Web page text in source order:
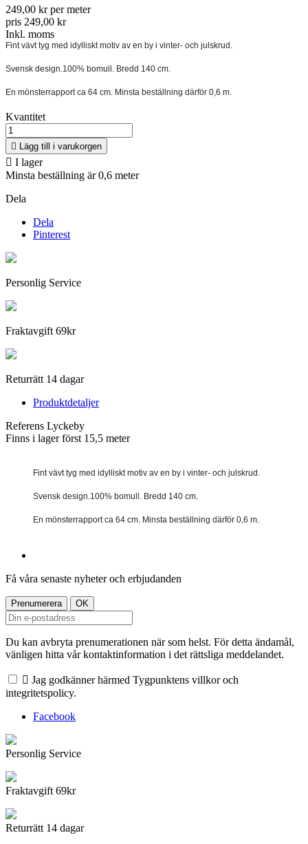
249,00 kr per meter
pris 249,00 kr
Inkl. moms
Fint vävt tyg med idylliskt motiv av en by i vinter- och julskrud.
Svensk design.100% bomull. Bredd 140 cm.
En mönsterrapport ca 64 cm. Minsta beställning därför 0,6 m.
Kvantitet
 Lägg till i varukorgen
 I lager
Minsta beställning är 0,6 meter
Dela
Dela
Pinterest
Personlig Service
Fraktavgift 69kr
Returrätt 14 dagar
Produktdetaljer
Referens Lyckeby
Finns i lager först 15,5 meter
Fint vävt tyg med idylliskt motiv av en by i vinter- och julskrud.
Svensk design.100% bomull. Bredd 140 cm.
En mönsterrapport ca 64 cm. Minsta beställning därför 0,6 m.
Få våra senaste nyheter och erbjudanden
Du kan avbryta prenumerationen när som helst. För detta ändamål,
vänligen hitta vår kontaktinformation i det rättsliga meddelandet.
 Jag godkänner härmed Tygpunktens villkor och
integritetspolicy.
Facebook
Personlig Service
Fraktavgift 69kr
Returrätt 14 dagar